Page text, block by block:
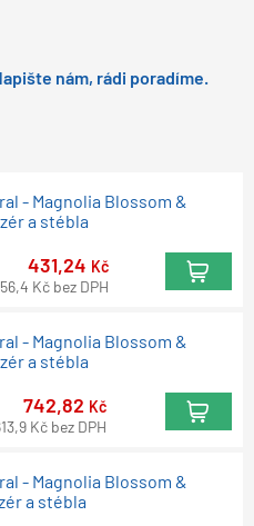
nám, rádi poradíme.
- Magnolia Blossom &
a stébla
431,24 Kč
Kč bez DPH
- Magnolia Blossom &
a stébla
742,82 Kč
Kč bez DPH
- Magnolia Blossom &
a stébla